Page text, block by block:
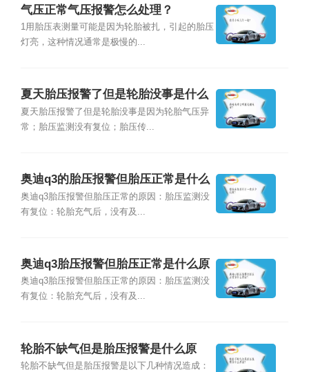
气压正常气压报警怎么处理？
1用胎压表测量可能是因为轮胎被扎，引起的胎压
灯亮，这种情况通常是极慢的...
夏天胎压报警了但是轮胎没事是什么
原因？
夏天胎压报警了但是轮胎没事是因为轮胎气压异
常；胎压监测没有复位；胎压传...
奥迪q3的胎压报警但胎压正常是什么
原因？
奥迪q3胎压报警但胎压正常的原因：胎压监测没
有复位：轮胎充气后，没有及...
奥迪q3胎压报警但胎压正常是什么原
因？
奥迪q3胎压报警但胎压正常的原因：胎压监测没
有复位：轮胎充气后，没有及...
轮胎不缺气但是胎压报警是什么原
因？
轮胎不缺气但是胎压报警是以下几种情况造成：